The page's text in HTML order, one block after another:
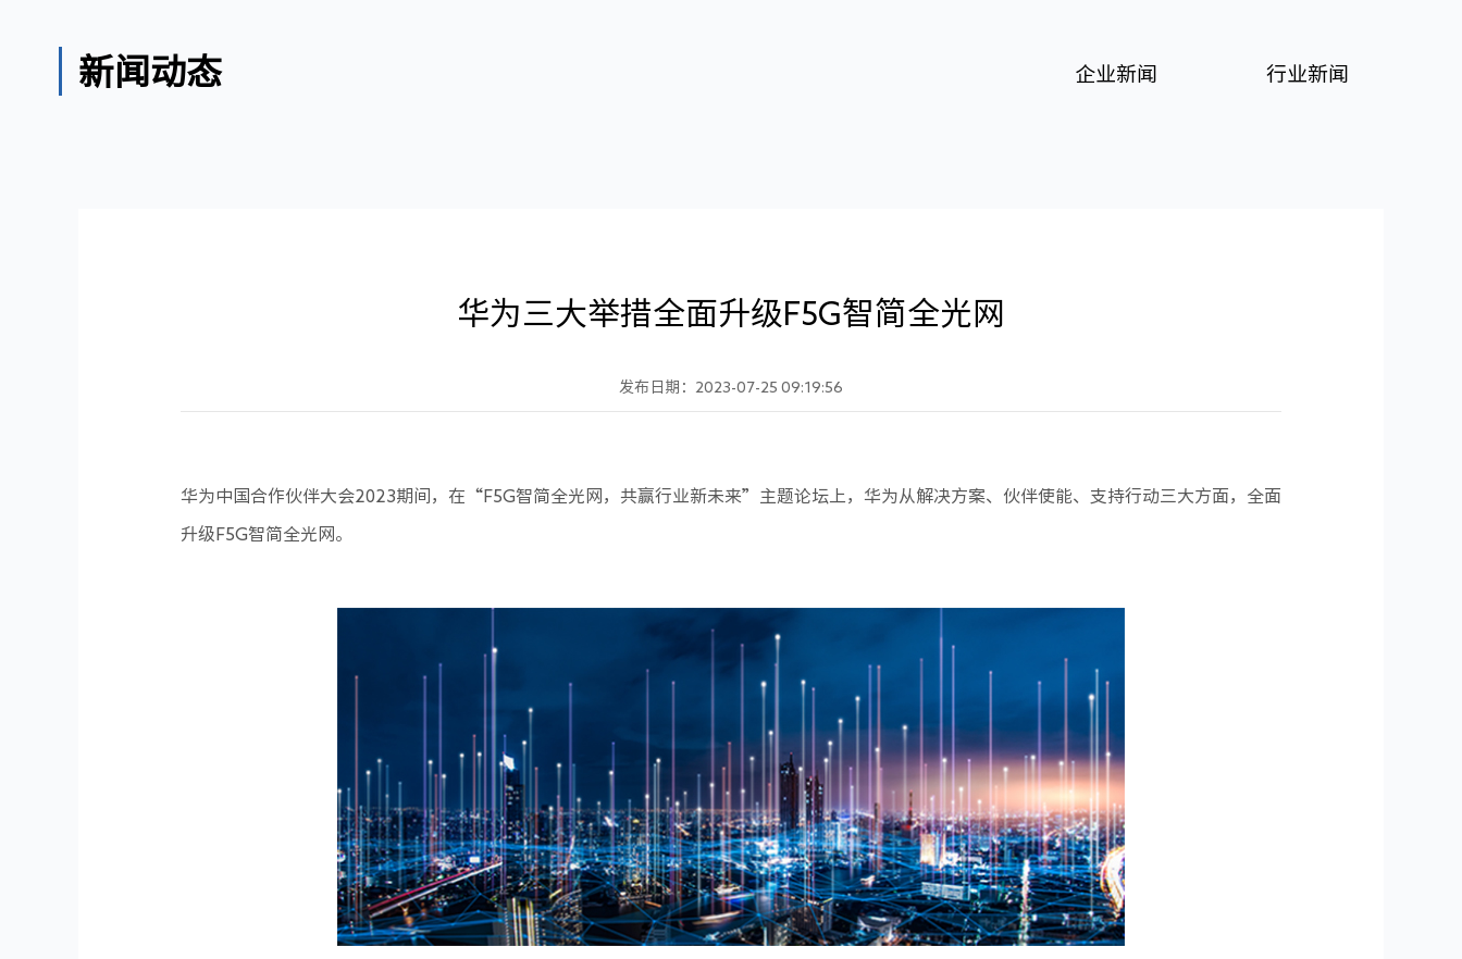
新闻动态 企业新闻 行业新闻
华为三大举措全面升级F5G智简全光网
发布日期：2023-07-25 09:19:56
华为中国合作伙伴大会2023期间，在“F5G智简全光网，共赢行业新未来”主题论坛上，华为从解决方案、伙伴使能、支持行动三大方面，全面
升级F5G智简全光网。